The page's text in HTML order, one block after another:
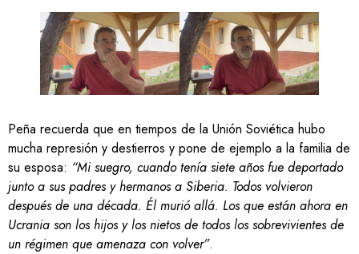
Peña recuerda que en tiempos de la Unión Soviética hubo
mucha represión y destierros y pone de ejemplo a la familia de
su esposa: “Mi suegro, cuando tenía siete años fue deportado
junto a sus padres y hermanos a Siberia. Todos volvieron
después de una década. Él murió allá. Los que están ahora en
Ucrania son los hijos y los nietos de todos los sobrevivientes de
un régimen que amenaza con volver”.